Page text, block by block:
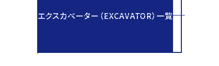
エクスカベーター（EXCAVATOR）一覧